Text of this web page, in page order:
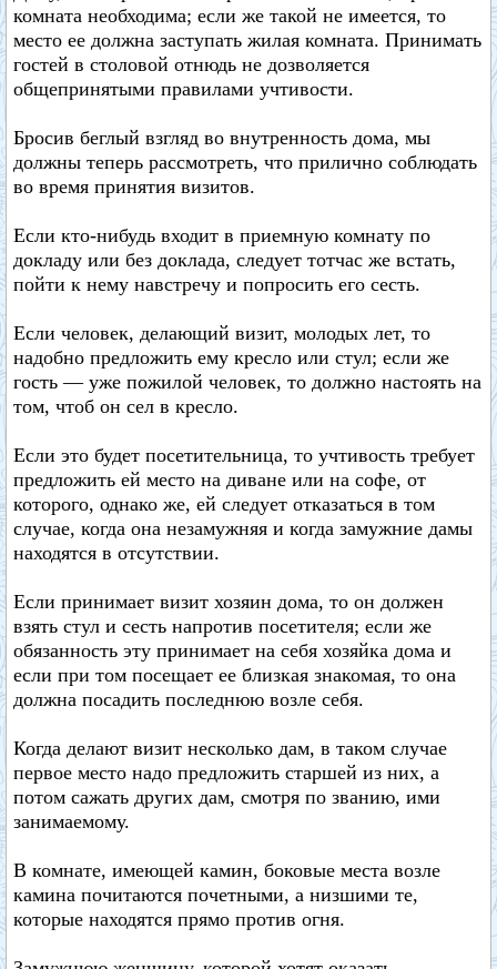
комната необходима; если же такой не имеется, то
место ее должна заступать жилая комната. Принимать
гостей в столовой отнюдь не дозволяется
общепринятыми правилами учтивости.
Бросив беглый взгляд во внутренность дома, мы
должны теперь рассмотреть, что прилично соблюдать
во время принятия визитов.
Если кто-нибудь входит в приемную комнату по
докладу или без доклада, следует тотчас же встать,
пойти к нему навстречу и попросить его сесть.
Если человек, делающий визит, молодых лет, то
надобно предложить ему кресло или стул; если же
гость — уже пожилой человек, то должно настоять на
том, чтоб он сел в кресло.
Если это будет посетительница, то учтивость требует
предложить ей место на диване или на софе, от
которого, однако же, ей следует отказаться в том
случае, когда она незамужняя и когда замужние дамы
находятся в отсутствии.
Если принимает визит хозяин дома, то он должен
взять стул и сесть напротив посетителя; если же
обязанность эту принимает на себя хозяйка дома и
если при том посещает ее близкая знакомая, то она
должна посадить последнюю возле себя.
Когда делают визит несколько дам, в таком случае
первое место надо предложить старшей из них, а
потом сажать других дам, смотря по званию, ими
занимаемому.
В комнате, имеющей камин, боковые места возле
камина почитаются почетными, а низшими те,
которые находятся прямо против огня.